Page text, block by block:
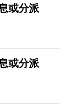
或分派
或分派